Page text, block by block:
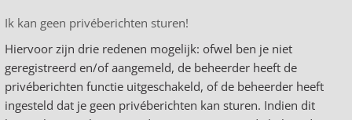
Ik kan geen privéberichten sturen!
Hiervoor zijn drie redenen mogelijk: ofwel ben je niet
geregistreerd en/of aangemeld, de beheerder heeft de
privéberichten functie uitgeschakeld, of de beheerder heeft
ingesteld dat je geen privéberichten kan sturen. Indien dit